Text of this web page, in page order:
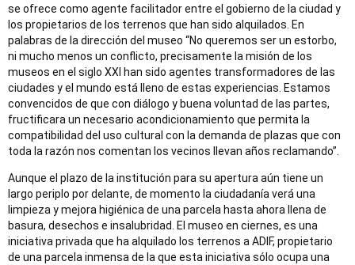
se ofrece como agente facilitador entre el gobierno de la ciudad y
los propietarios de los terrenos que han sido alquilados. En
palabras de la dirección del museo “No queremos ser un estorbo,
ni mucho menos un conflicto, precisamente la misión de los
museos en el siglo XXI han sido agentes transformadores de las
ciudades y el mundo está lleno de estas experiencias. Estamos
convencidos de que con diálogo y buena voluntad de las partes,
fructificara un necesario acondicionamiento que permita la
compatibilidad del uso cultural con la demanda de plazas que con
toda la razón nos comentan los vecinos llevan años reclamando”.
Aunque el plazo de la institución para su apertura aún tiene un
largo periplo por delante, de momento la ciudadanía verá una
limpieza y mejora higiénica de una parcela hasta ahora llena de
basura, desechos e insalubridad. El museo en ciernes, es una
iniciativa privada que ha alquilado los terrenos a ADIF, propietario
de una parcela inmensa de la que esta iniciativa sólo ocupa una